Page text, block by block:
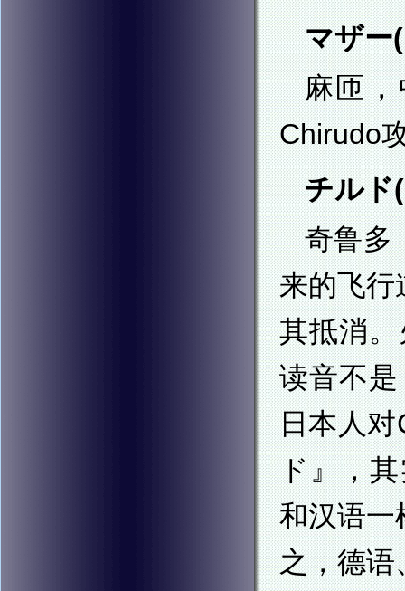
マザー
麻匝
Chirudo
チルド
奇鲁多
来的飞行
其抵消
读音不
日本人
ド』，
和汉语一
之，德语